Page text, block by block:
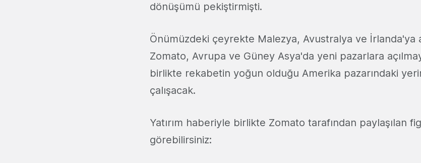
dönüşümü pekiştirmişti.
Önümüzdeki çeyrekte Malezya, Avustralya ve İrlanda'ya
Zomato, Avrupa ve Güney Asya'da yeni pazarlara
birlikte rekabetin yoğun olduğu Amerika pazarındaki
çalışacak.
Yatırım haberiyle birlikte Zomato tarafından paylaşılan
görebilirsiniz: